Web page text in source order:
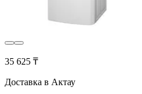
35 625 ₸
Доставка в Актау